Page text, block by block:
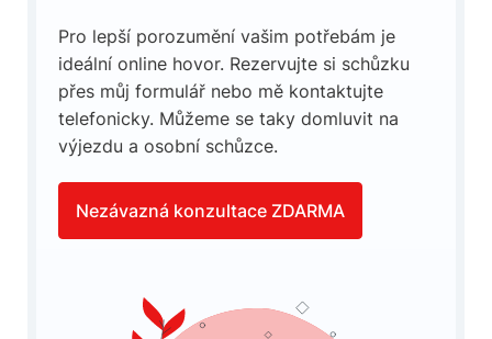
Pro lepší porozumění vašim potřebám je
ideální online hovor. Rezervujte si schůzku
přes můj formulář nebo mě kontaktujte
telefonicky. Můžeme se taky domluvit na
výjezdu a osobní schůzce.
Nezávazná konzultace ZDARMA